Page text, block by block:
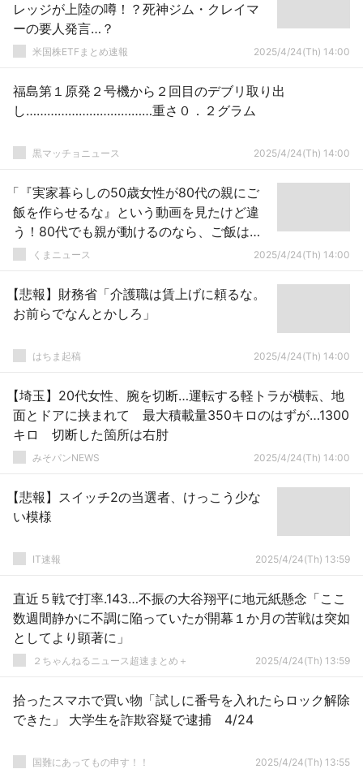
レッジが上陸の噂！？死神ジム・クレイマ
ーの要人発言…？
米国株ETFまとめ速報 2025/4/24(Th) 14:00
福島第１原発２号機から２回目のデブリ取り出
し………………………………重さ０．２グラム
黒マッチョニュース 2025/4/24(Th) 14:00
「『実家暮らしの50歳女性が80代の親にご
飯を作らせるな』という動画を見たけど違
う！80代でも親が動けるのなら、ご飯は作
ってもらうんだ」
くまニュース 2025/4/24(Th) 14:00
【悲報】財務省「介護職は賃上げに頼るな。
お前らでなんとかしろ」
はちま起稿 2025/4/24(Th) 14:00
【埼玉】20代女性、腕を切断…運転する軽トラが横転、地
面とドアに挟まれて 最大積載量350キロのはずが…1300
キロ 切断した箇所は右肘
みそパンNEWS 2025/4/24(Th) 14:00
【悲報】スイッチ2の当選者、けっこう少な
い模様
IT速報 2025/4/24(Th) 13:59
直近５戦で打率.143…不振の大谷翔平に地元紙懸念「ここ
数週間静かに不調に陥っていたが開幕１か月の苦戦は突如
としてより顕著に」
２ちゃんねるニュース超速まとめ＋ 2025/4/24(Th) 13:59
拾ったスマホで買い物「試しに番号を入れたらロック解除
できた」 大学生を詐欺容疑で逮捕 4/24
国難にあってもの申す！！ 2025/4/24(Th) 13:55